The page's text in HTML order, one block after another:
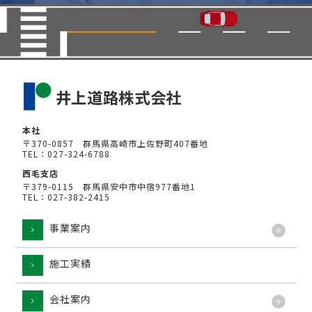
本社
〒370-0857 群馬県高崎市上佐野町407番地
TEL：027-324-6788
西毛支店
〒379-0115 群馬県安中市中宿977番地1
TEL：027-382-2415
事業案内
施工実績
会社案内